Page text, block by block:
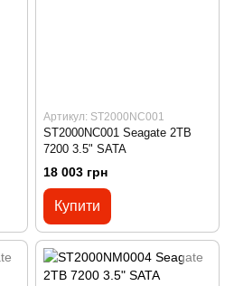
Артикул: ST2000NC001
ST2000NC001 Seagate 2TB
7200 3.5" SATA
18 003 грн
Купити